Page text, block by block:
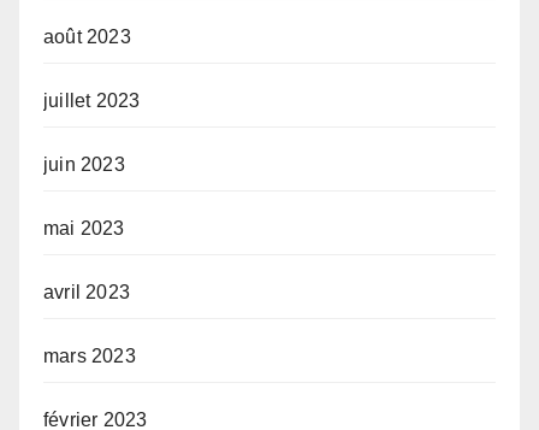
août 2023
juillet 2023
juin 2023
mai 2023
avril 2023
mars 2023
février 2023